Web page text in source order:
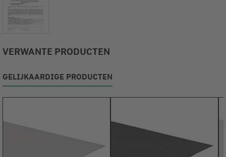
VERWANTE PRODUCTEN
GELIJKAARDIGE PRODUCTEN